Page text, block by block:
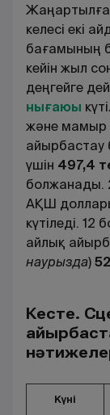
келесі екі
бағамының
кейін жыл
деңгейге
нығаюы
және мамыр
айырбастау
үшін 497,4
болжанады.
АҚШ
күтіледі.
айлық
наурызда)
Кесте.
Күні